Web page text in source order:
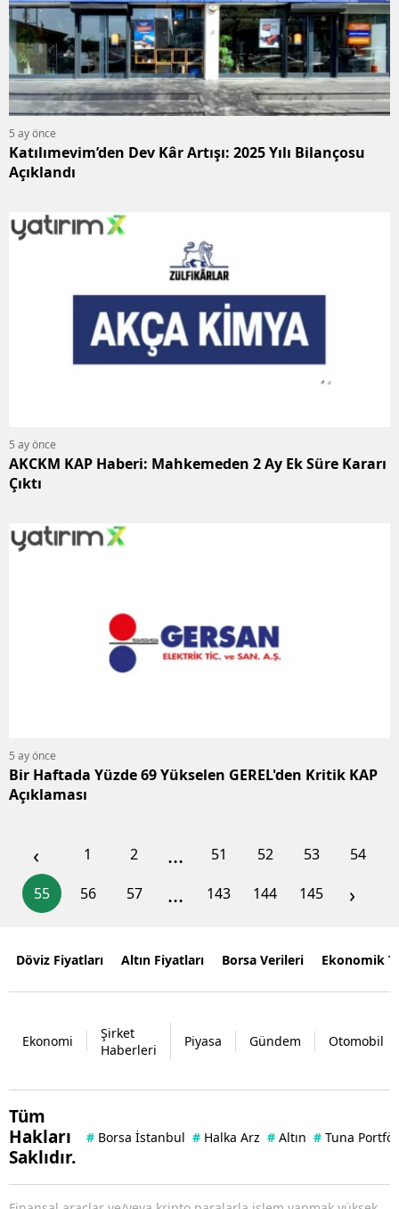
5 ay önce
Katılımevim’den Dev Kâr Artışı: 2025 Yılı Bilançosu
Açıklandı
5 ay önce
AKCKM KAP Haberi: Mahkemeden 2 Ay Ek Süre Kararı
Çıktı
5 ay önce
Bir Haftada Yüzde 69 Yükselen GEREL'den Kritik KAP
Açıklaması
‹ 1 2 ... 51 52 53
54
55
56 57 ... 143 144 145 ›
Döviz Fiyatları Altın Fiyatları Borsa Verileri Ekonomik
Ekonomi
Şirket
Haberleri
Piyasa Gündem Otomobil
Tüm
Hakları
Saklıdır.
# Borsa İstanbul # Halka Arz # Altın # Tuna